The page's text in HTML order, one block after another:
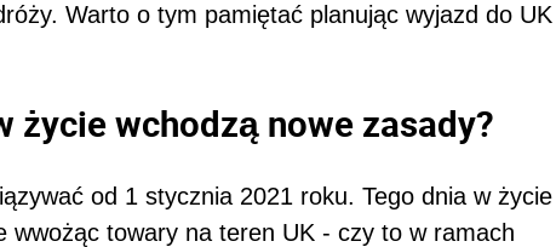
Warto o tym pamiętać planując wyjazd do UK
życie wchodzą nowe zasady?
od 1 stycznia 2021 roku. Tego dnia w życie
wwożąc towary na teren UK - czy to w ramach